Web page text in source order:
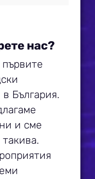
нас?
България.
и сме